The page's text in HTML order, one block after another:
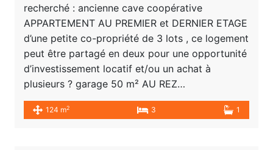
recherché : ancienne cave coopérative
APPARTEMENT AU PREMIER et DERNIER ETAGE
d’une petite co-propriété de 3 lots , ce logement
peut être partagé en deux pour une opportunité
d’investissement locatif et/ou un achat à
plusieurs ? garage 50 m² AU REZ…
124 m2 3 1